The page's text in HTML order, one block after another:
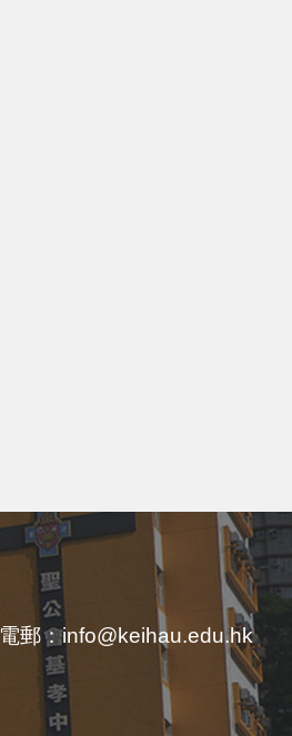
電郵：info@keihau.edu.hk